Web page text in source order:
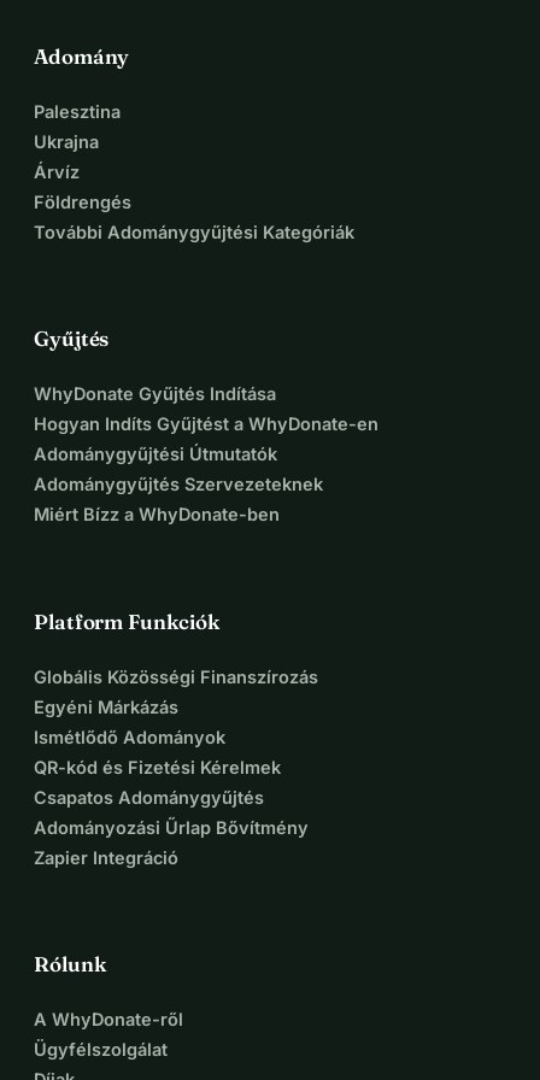
Adomány
Palesztina
Ukrajna
Árvíz
Földrengés
További Adománygyűjtési Kategóriák
Gyűjtés
WhyDonate Gyűjtés Indítása
Hogyan Indíts Gyűjtést a WhyDonate-en
Adománygyűjtési Útmutatók
Adománygyűjtés Szervezeteknek
Miért Bízz a WhyDonate-ben
Platform Funkciók
Globális Közösségi Finanszírozás
Egyéni Márkázás
Ismétlődő Adományok
QR-kód és Fizetési Kérelmek
Csapatos Adománygyűjtés
Adományozási Űrlap Bővítmény
Zapier Integráció
Rólunk
A WhyDonate-ről
Ügyfélszolgálat